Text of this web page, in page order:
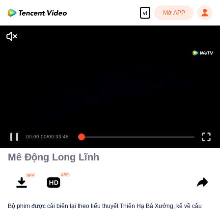
vi Mở APP
00:00:00/00:33:48
Mê Động Long Lĩnh
Bộ phim được cải biên lại theo tiểu thuyết Thiên Hạ Bá Xướng, kể về câu